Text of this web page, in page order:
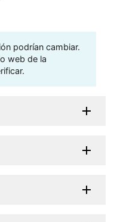
podrían cambiar.
web de la